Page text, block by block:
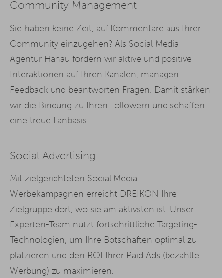
Community Management
Sie haben keine Zeit, auf Kommentare aus Ihrer
Community einzugehen? Als Social Media
Agentur Hanau fördern wir aktive und positive
Interaktionen auf Ihren Kanälen, managen
Feedback und beantworten Fragen. Damit stärken
wir die Bindung zu Ihren Followern und schaffen
eine treue Fanbasis.
Social Advertising
Mit zielgerichteten Social Media
Werbekampagnen erreicht DREIKON Ihre
Zielgruppe dort, wo sie am aktivsten ist. Unser
Experten-Team nutzt fortschrittliche Targeting-
Technologien, um Ihre Botschaften optimal zu
platzieren und den ROI Ihrer Paid Ads (bezahlte
Werbung) zu maximieren.